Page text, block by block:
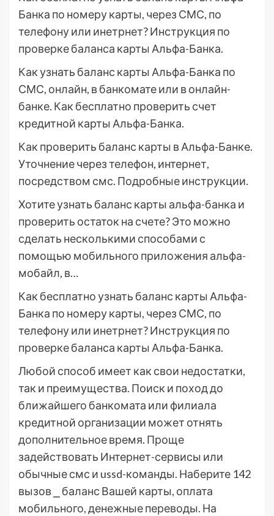
Банка по номеру карты, через СМС, по
телефону или инетрнет? Инструкция по
проверке баланса карты Альфа-Банка.
Как узнать баланс карты Альфа-Банка по
СМС, онлайн, в банкомате или в онлайн-
банке. Как бесплатно проверить счет
кредитной карты Альфа-Банка.
Как проверить баланс карты в Альфа-Банке.
Уточнение через телефон, интернет,
посредством смс. Подробные инструкции.
Хотите узнать баланс карты альфа-банка и
проверить остаток на счете? Это можно
сделать несколькими способами с
помощью мобильного приложения альфа-
мобайл, в…
Как бесплатно узнать баланс карты Альфа-
Банка по номеру карты, через СМС, по
телефону или инетрнет? Инструкция по
проверке баланса карты Альфа-Банка.
Любой способ имеет как свои недостатки,
так и преимущества. Поиск и поход до
ближайшего банкомата или филиала
кредитной организации может отнять
дополнительное время. Проще
задействовать Интернет-сервисы или
обычные смс и ussd-команды. Наберите 142
вызов ⎯ баланс Вашей карты, оплата
мобильного, денежные переводы. На